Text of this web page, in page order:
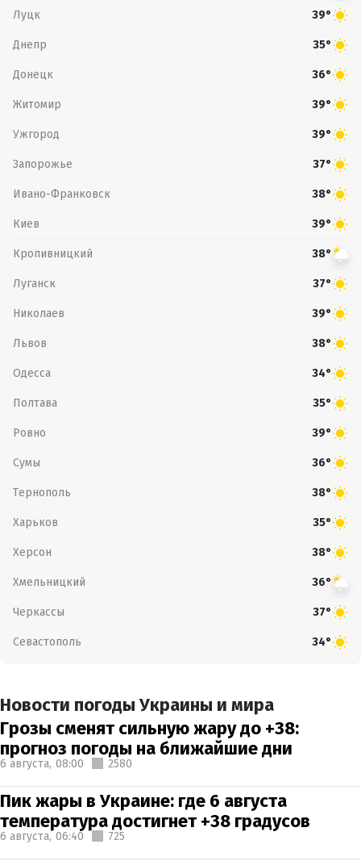
Луцк 39°
Днепр 35°
Донецк 36°
Житомир 39°
Ужгород 39°
Запорожье 37°
Ивано-Франковск 38°
Киев 39°
Кропивницкий 38°
Луганск 37°
Николаев 39°
Львов 38°
Одесса 34°
Полтава 35°
Ровно 39°
Сумы 36°
Тернополь 38°
Харьков 35°
Херсон 38°
Хмельницкий 36°
Черкассы 37°
Севастополь 34°
Новости погоды Украины и мира
Грозы сменят сильную жару до +38:
прогноз погоды на ближайшие дни
6 августа, 08:00 2580
Пик жары в Украине: где 6 августа
температура достигнет +38 градусов
6 августа, 06:40 725